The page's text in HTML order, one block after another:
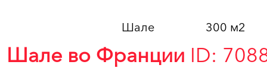
Шале 300 м2
Шале во Франции ID: